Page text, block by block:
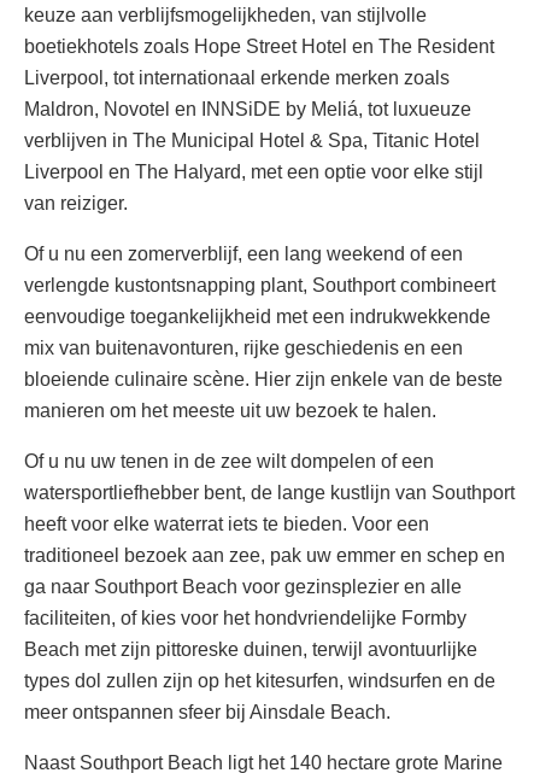
keuze aan verblijfsmogelijkheden, van stijlvolle
boetiekhotels zoals Hope Street Hotel en The Resident
Liverpool, tot internationaal erkende merken zoals
Maldron, Novotel en INNSiDE by Meliá, tot luxueuze
verblijven in The Municipal Hotel & Spa, Titanic Hotel
Liverpool en The Halyard, met een optie voor elke stijl
van reiziger.
Of u nu een zomerverblijf, een lang weekend of een
verlengde kustontsnapping plant, Southport combineert
eenvoudige toegankelijkheid met een indrukwekkende
mix van buitenavonturen, rijke geschiedenis en een
bloeiende culinaire scène. Hier zijn enkele van de beste
manieren om het meeste uit uw bezoek te halen.
Of u nu uw tenen in de zee wilt dompelen of een
watersportliefhebber bent, de lange kustlijn van Southport
heeft voor elke waterrat iets te bieden. Voor een
traditioneel bezoek aan zee, pak uw emmer en schep en
ga naar Southport Beach voor gezinsplezier en alle
faciliteiten, of kies voor het hondvriendelijke Formby
Beach met zijn pittoreske duinen, terwijl avontuurlijke
types dol zullen zijn op het kitesurfen, windsurfen en de
meer ontspannen sfeer bij Ainsdale Beach.
Naast Southport Beach ligt het 140 hectare grote Marine